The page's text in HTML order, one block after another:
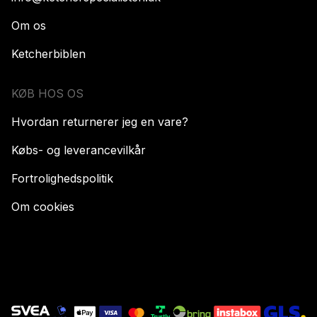
Om os
Ketcherbiblen
KØB HOS OS
Hvordan returnerer jeg en vare?
Købs- og leverancevilkår
Fortrolighedspolitik
Om cookies